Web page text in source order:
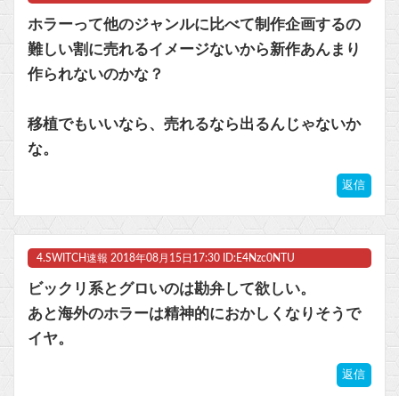
ホラーって他のジャンルに比べて制作企画するの
難しい割に売れるイメージないから新作あんまり
作られないのかな？
移植でもいいなら、売れるなら出るんじゃないか
な。
返信
4.SWITCH速報 2018年08月15日17:30 ID:E4Nzc0NTU
ビックリ系とグロいのは勘弁して欲しい。
あと海外のホラーは精神的におかしくなりそうで
イヤ。
返信